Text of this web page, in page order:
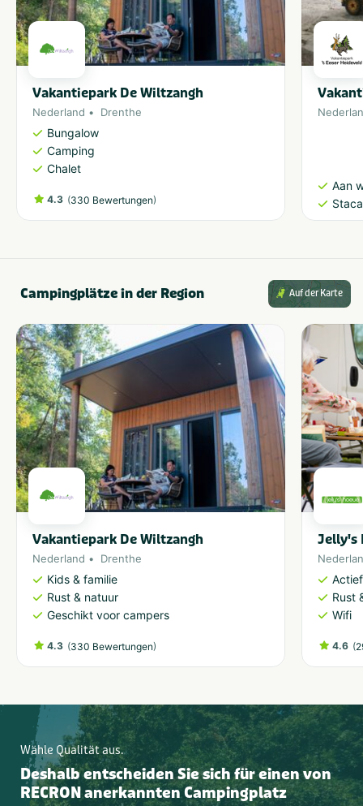
Vakantiepark De Wiltzangh
Nederland Drenthe
Bungalow
Camping
Chalet
4.3 (330 Bewertungen)
Aan
Campingplätze in der Region Auf der Karte
Vakantiepark De Wiltzangh
Nederland Drenthe
Kids & familie
Rust & natuur
Geschikt voor campers
4.3 (330 Bewertungen)
Jelly's
Rust
Wifi
4.6 (
Wähle Qualität aus.
Deshalb entscheiden Sie sich für einen von
RECRON anerkannten Campingplatz